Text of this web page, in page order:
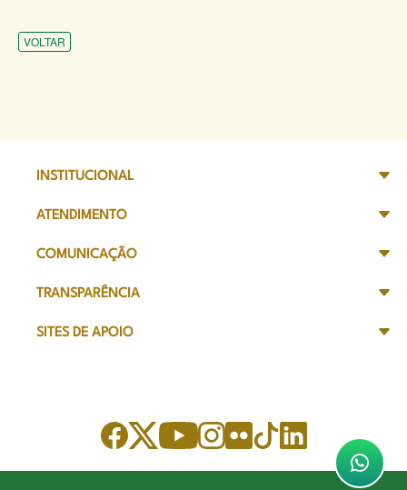
VOLTAR
INSTITUCIONAL
ATENDIMENTO
COMUNICAÇÃO
TRANSPARÊNCIA
SITES DE APOIO